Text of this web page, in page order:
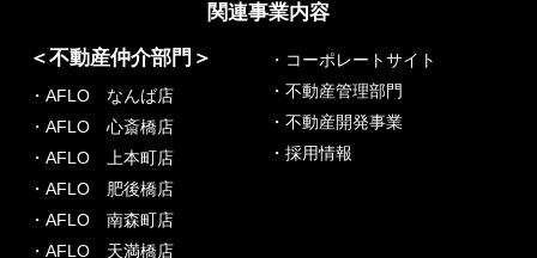
関連事業内容
＜不動産仲介部門＞
・AFLO なんば店
・AFLO 心斎橋店
・AFLO 上本町店
・AFLO 肥後橋店
・AFLO 南森町店
・AFLO 天満橋店
・コーポレートサイト
・不動産管理部門
・不動産開発事業
・採用情報